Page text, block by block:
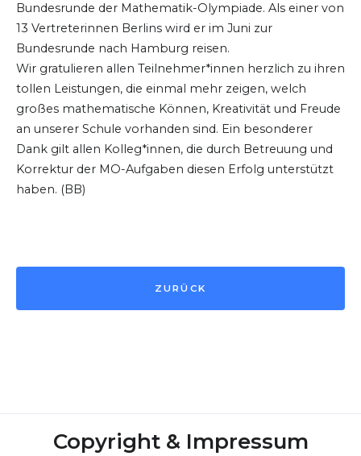
Bundesrunde der Mathematik-Olympiade. Als einer von
13 Vertreterinnen Berlins wird er im Juni zur
Bundesrunde nach Hamburg reisen.
Wir gratulieren allen Teilnehmer*innen herzlich zu ihren
tollen Leistungen, die einmal mehr zeigen, welch
großes mathematische Können, Kreativität und Freude
an unserer Schule vorhanden sind. Ein besonderer
Dank gilt allen Kolleg*innen, die durch Betreuung und
Korrektur der MO-Aufgaben diesen Erfolg unterstützt
haben. (BB)
ZURÜCK
Copyright & Impressum